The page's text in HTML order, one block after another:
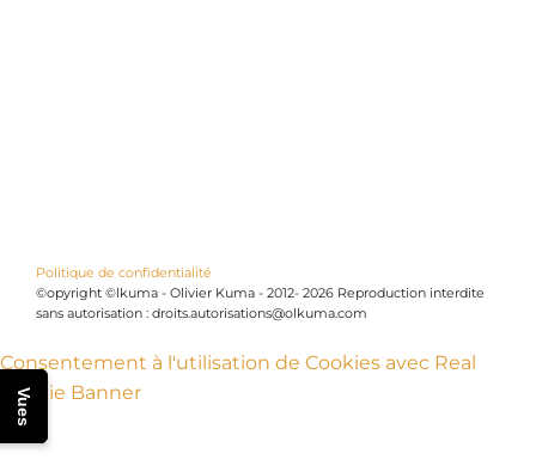
Politique de confidentialité
©opyright ©lkuma - Olivier Kuma - 2012- 2026 Reproduction interdite
sans autorisation : droits.autorisations@olkuma.com
Vues
Consentement à l'utilisation de Cookies avec Real
Cookie Banner